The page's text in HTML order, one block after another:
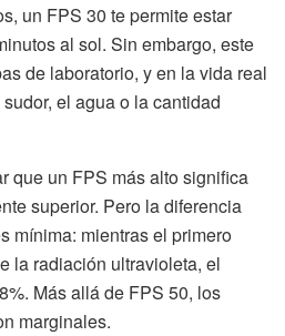
un FPS 30 te permite estar
al sol. Sin embargo, este
de laboratorio, y en la vida real
el agua o la cantidad
que un FPS más alto significa
superior. Pero la diferencia
mínima: mientras el primero
la radiación ultravioleta, el
Más allá de FPS 50, los
marginales.